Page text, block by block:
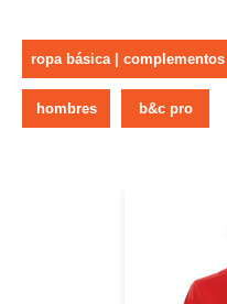
ropa básica | complementos
hombres b&c pro